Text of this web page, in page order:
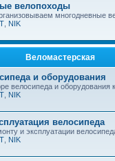
велопоходы
многодневные
NIK
Веломастерская
и оборудования
велосипеда и оборудования
NIK
велосипеда
и эксплуатации
NIK